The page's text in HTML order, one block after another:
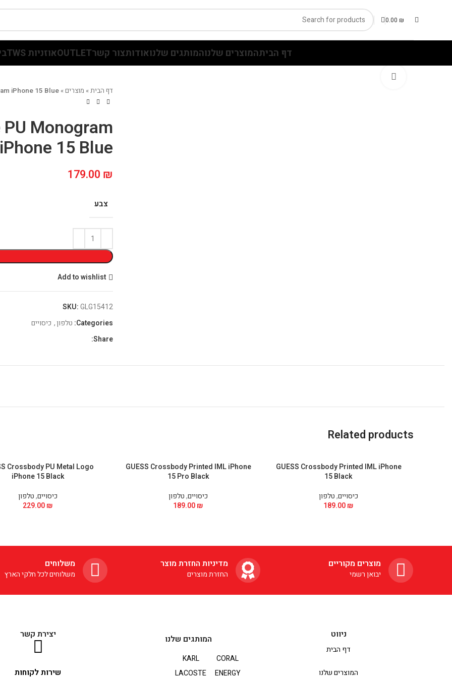
0.00 ₪
דף הביתהמוצרים שלנוהמותגים שלנואודותצור קשרOUTLETאוזניות TWS
דף הבית» מוצרים»
iPhone 15 Blue
PU Monogram
iPhone 15 Blue
179.00 ₪
צבע
Add to wishlist
SKU:GLG15412
Categories: טלפון, כיסויים
Share:
Related products
GUESS Crossbody Printed IML iPhone
15 Black
כיסויים,טלפון
189.00₪
GUESS Crossbody Printed IML iPhone
15 Pro Black
כיסויים,טלפון
189.00₪
Crossbody PU Metal Logo
iPhone 15 Black
כיסויים,טלפון
229.00₪
מוצרים מקוריים
יבואן רשמי
מדיניות החזרת מוצר
החזרת מוצרים
משלוחים
משלוחים לכל חלקי הארץ
ניווט
דף הבית
המוצרים שלנו
המותגים שלנו
CORAL
ENERGY
KARL
LACOSTE
יצירת קשר
שירות לקוחות